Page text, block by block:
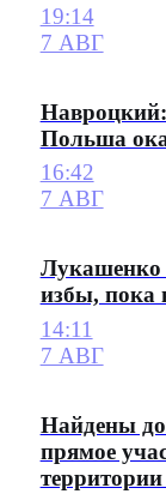
19:14
7 АВГ
Польша
16:42
7 АВГ
Лукашенко
избы, пока
14:11
7 АВГ
Найдены
прямое